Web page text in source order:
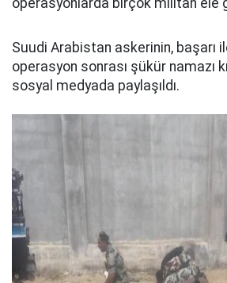
operasyonlarda birçok militan ele
Suudi Arabistan askerinin, başarı
operasyon sonrası şükür namazı
sosyal medyada paylaşıldı.